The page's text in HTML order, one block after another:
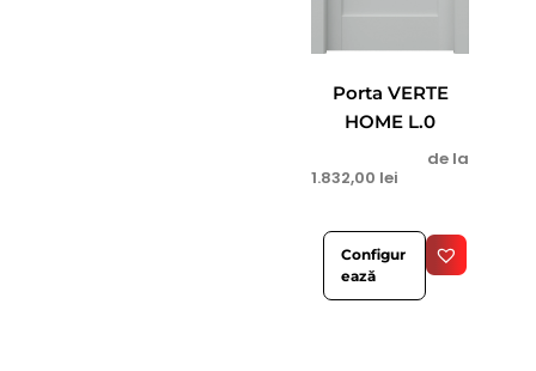
Porta VERTE
HOME L.0
de la
1.832,00 lei
Configur
ează